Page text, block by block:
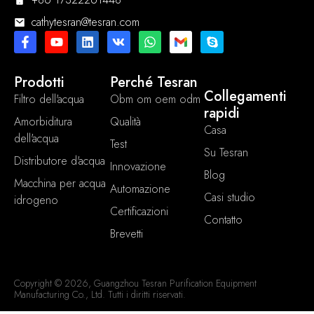
cathytesran@tesran.com
Prodotti
Filtro dell'acqua
Amorbiditura
dell'acqua
Distributore d'acqua
Macchina per acqua
idrogeno
Perché Tesran
Obm om oem odm
Qualità
Test
Innovazione
Automazione
Certificazioni
Brevetti
Collegamenti
rapidi
Casa
Su Tesran
Blog
Casi studio
Contatto
Copyright © 2026, Guangzhou Tesran Purification Equipment
Manufacturing Co., Ltd. Tutti i diritti riservati.